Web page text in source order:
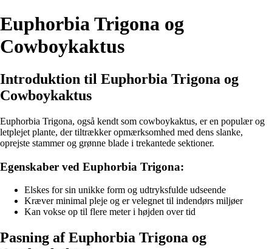
Euphorbia Trigona og
Cowboykaktus
Introduktion til Euphorbia Trigona og
Cowboykaktus
Euphorbia Trigona, også kendt som cowboykaktus, er en populær og
letplejet plante, der tiltrækker opmærksomhed med dens slanke,
oprejste stammer og grønne blade i trekantede sektioner.
Egenskaber ved Euphorbia Trigona:
Elskes for sin unikke form og udtryksfulde udseende
Kræver minimal pleje og er velegnet til indendørs miljøer
Kan vokse op til flere meter i højden over tid
Pasning af Euphorbia Trigona og